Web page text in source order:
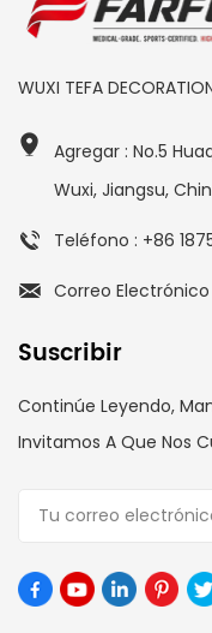
WUXI TEFA
Agregar : No.5
Wuxi, Jiangsu,
Teléfono : +86
Correo
Suscribir
Continúe Leyendo,
Invitamos A Que Nos